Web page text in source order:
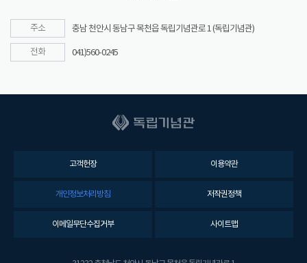
주소 충남 천안시 동남구 목천읍 독립기념관로 1 (독립기념관)
전화 041)560-0245
고객헌장 이용약관
개인정보처리방침 저작권정책
이메일무단수집거부 사이트맵